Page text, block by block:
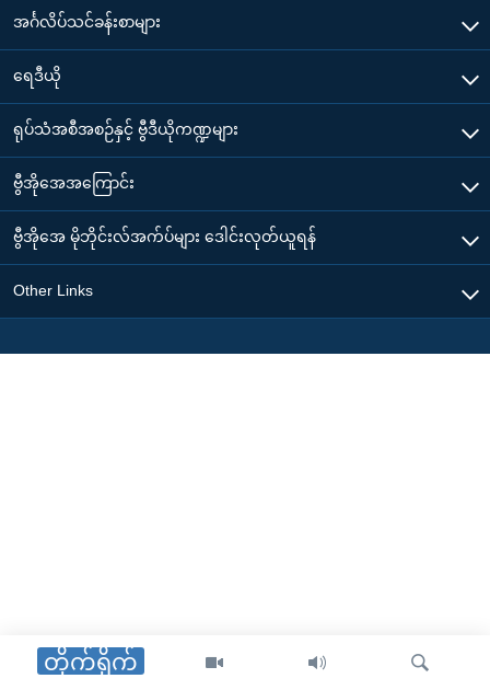
တိုက်ရိုက်
အင်္ဂလိပ်သင်ခန်းစာများ
ရေဒီယို
ရုပ်သံအစီအစဉ်နှင့် ဗွီဒီယိုကဏ္ဍများ
ဗွီအိုအေအကြောင်း
ဗွီအိုအေ မိုဘိုင်းလ်အက်ပ်များ ဒေါင်းလုတ်ယူရန်
Other Links